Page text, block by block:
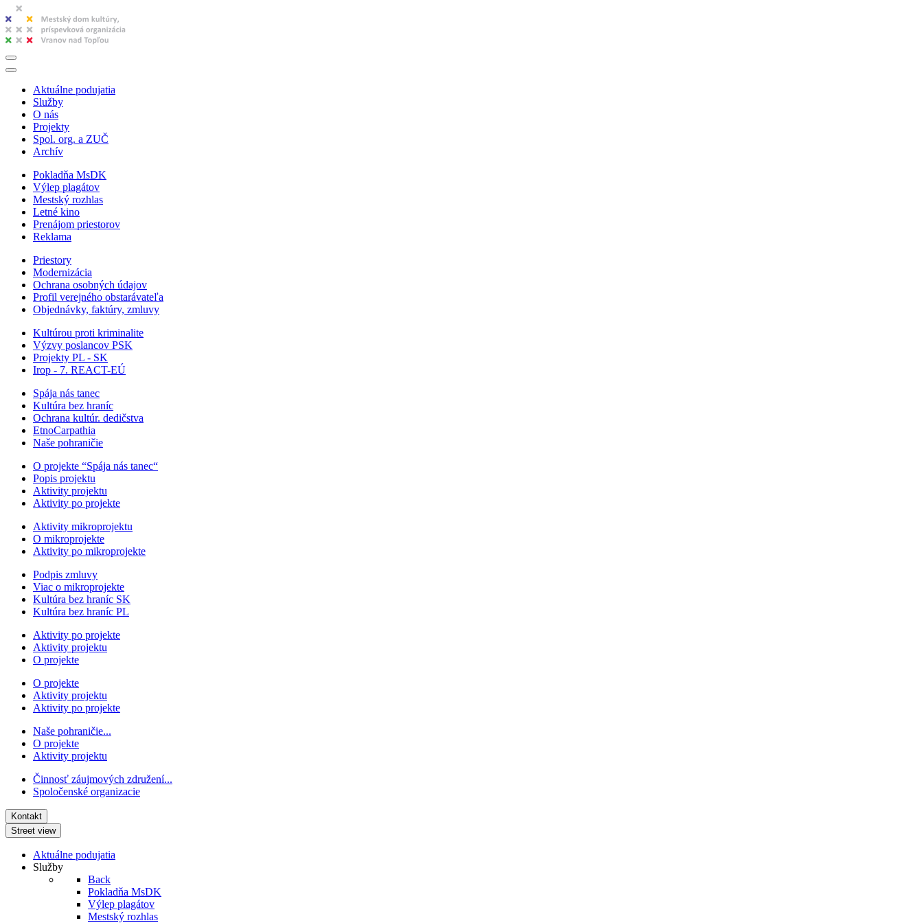
Aktuálne podujatia
Služby
O nás
Projekty
Spol. org. a ZUČ
Archív
Pokladňa MsDK
Výlep plagátov
Mestský rozhlas
Letné kino
Prenájom priestorov
Reklama
Priestory
Modernizácia
Ochrana osobných údajov
Profil verejného obstarávateľa
Objednávky, faktúry, zmluvy
Kultúrou proti kriminalite
Výzvy poslancov PSK
Projekty PL - SK
Irop - 7. REACT-EÚ
Spája nás tanec
Kultúra bez hraníc
Ochrana kultúr. dedičstva
EtnoCarpathia
Naše pohraničie
O projekte “Spája nás tanec“
Popis projektu
Aktivity projektu
Aktivity po projekte
Aktivity mikroprojektu
O mikroprojekte
Aktivity po mikroprojekte
Podpis zmluvy
Viac o mikroprojekte
Kultúra bez hraníc SK
Kultúra bez hraníc PL
Aktivity po projekte
Aktivity projektu
O projekte
O projekte
Aktivity projektu
Aktivity po projekte
Naše pohraničie...
O projekte
Aktivity projektu
Činnosť záujmových združení...
Spoločenské organizacie
Kontakt
Street view
Aktuálne podujatia
Služby
Back
Pokladňa MsDK
Výlep plagátov
Mestský rozhlas